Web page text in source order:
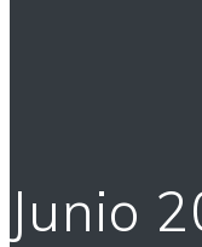
Junio